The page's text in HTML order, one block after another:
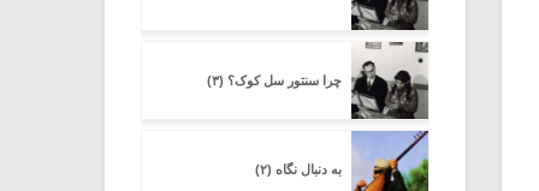
چرا سنتور سل کوک؟ (۳)
به دنبال نگاه (۲)